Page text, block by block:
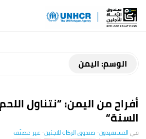
Z
a
t
الوسم:اليمن
أفراح من اليمن: ”نتناول
السنة“
المستفيدون- صندوق الزكاة للاجئين-غير مصنّف